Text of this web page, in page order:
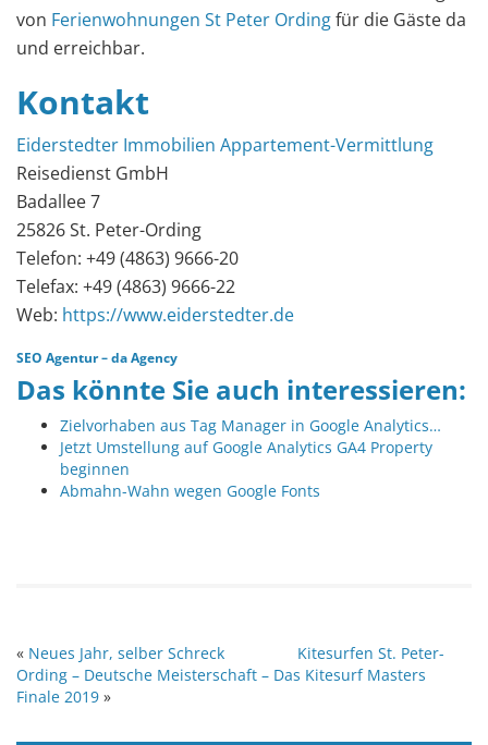
von Ferienwohnungen St Peter Ordingfür die Gäste da
und erreichbar.
Kontakt
Eiderstedter Immobilien Appartement-Vermittlung
Reisedienst GmbH
Badallee 7
25826 St. Peter-Ording
Telefon: +49 (4863) 9666-20
Telefax: +49 (4863) 9666-22
Web: https://www.eiderstedter.de
SEO Agentur–da Agency
Das könnte Sie auch interessieren:
Zielvorhaben aus Tag Manager in Google Analytics…
Jetzt Umstellung auf Google Analytics GA4 Property
beginnen
Abmahn-Wahn wegen Google Fonts
« Neues Jahr, selber Schreck
Kitesurfen St. Peter-
Ording – Deutsche Meisterschaft – Das Kitesurf Masters
Finale 2019 »